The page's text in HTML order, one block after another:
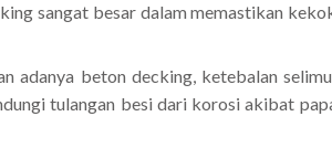
sangat besar dalam memastikan
adanya beton decking, ketebalan
tulangan besi dari korosi akibat